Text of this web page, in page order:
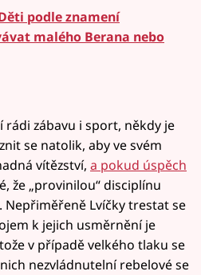
podle znamení
malého Berana nebo
rádi zábavu i sport, někdy je
se natolik, aby ve svém
vítězství, a pokud úspěch
že „provinilou“ disciplínu
Lvíčky trestat se
k jejich usměrnění je
v případě velkého tlaku se
nezvládnutelní rebelové se